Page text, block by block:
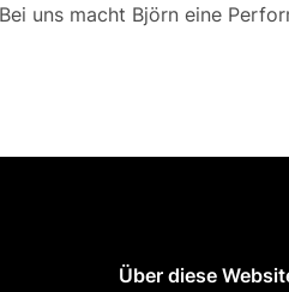
uns macht Björn eine
Über diese